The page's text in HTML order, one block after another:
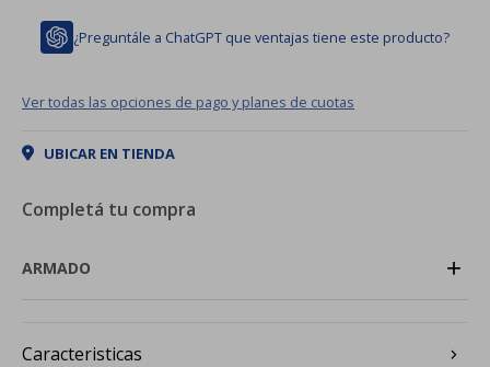
¿Preguntále a ChatGPT que ventajas tiene este producto?
Ver todas las opciones de pago y planes de cuotas
UBICAR EN TIENDA
Completá tu compra
ARMADO +
Caracteristicas